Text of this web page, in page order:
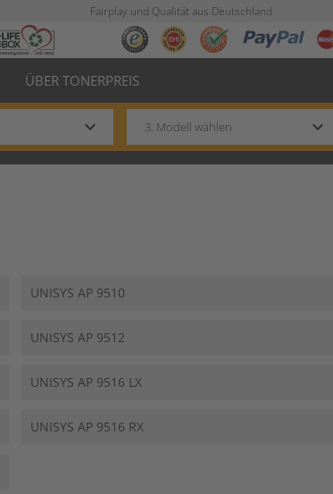
Fairplay und Qualität aus Deutschland
ÜBER TONERPREIS
keyboard_arrow_down keyboard_arrow_down
UNISYS AP 9510
UNISYS AP 9512
UNISYS AP 9516 LX
UNISYS AP 9516 RX